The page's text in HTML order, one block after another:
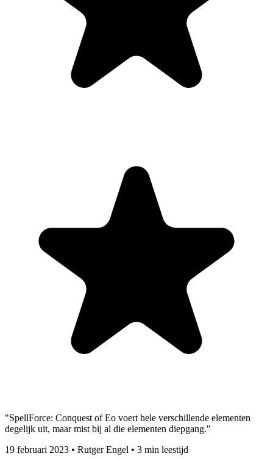
"SpellForce: Conquest of Eo voert hele verschillende elementen
degelijk uit, maar mist bij al die elementen diepgang."
19 februari 2023 • Rutger Engel • 3 min leestijd